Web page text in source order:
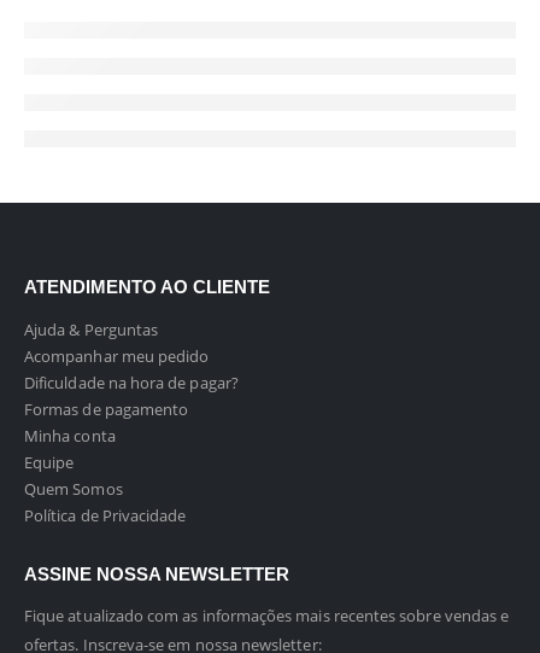
ATENDIMENTO AO CLIENTE
Ajuda & Perguntas
Acompanhar meu pedido
Dificuldade na hora de pagar?
Formas de pagamento
Minha conta
Equipe
Quem Somos
Política de Privacidade
ASSINE NOSSA NEWSLETTER
Fique atualizado com as informações mais recentes sobre vendas e
ofertas. Inscreva-se em nossa newsletter: